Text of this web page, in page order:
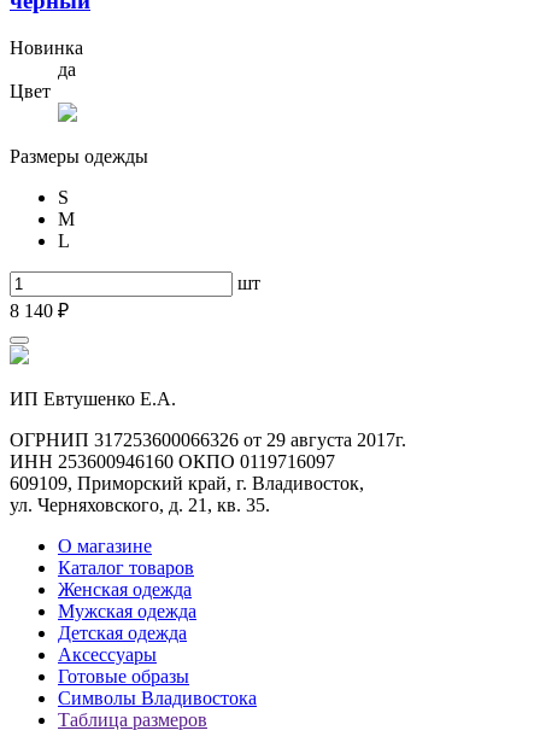
Новинка
да
Цвет
Размеры одежды
S
M
L
шт
8 140 ₽
ИП Евтушенко Е.А.
ОГРНИП 317253600066326 от 29 августа 2017г.
ИНН 253600946160 ОКПО 0119716097
609109, Приморский край, г. Владивосток,
ул. Черняховского, д. 21, кв. 35.
О магазине
Каталог товаров
Женская одежда
Мужская одежда
Детская одежда
Аксессуары
Готовые образы
Символы Владивостока
Таблица размеров